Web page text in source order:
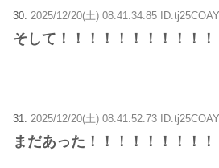
30: 2025/12/20(土) 08:41:34.85
そして！！！！！！！！！！！
31: 2025/12/20(土) 08:41:52.73
まだあった！！！！！！！！！